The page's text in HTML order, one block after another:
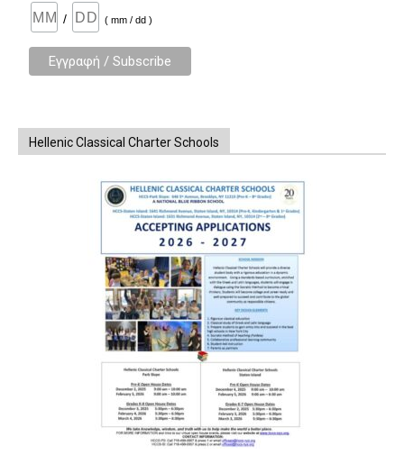
/ ( mm / dd )
Hellenic Classical Charter Schools